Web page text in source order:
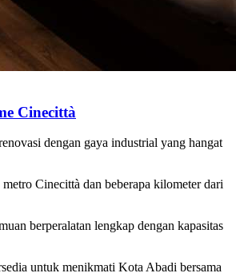
Cinecittà
dengan gaya industrial yang hangat
Cinecittà dan beberapa kilometer dari
berperalatan lengkap dengan kapasitas
untuk menikmati Kota Abadi bersama